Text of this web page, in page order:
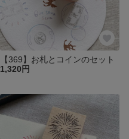
【369】お札とコインのセット
1,320円